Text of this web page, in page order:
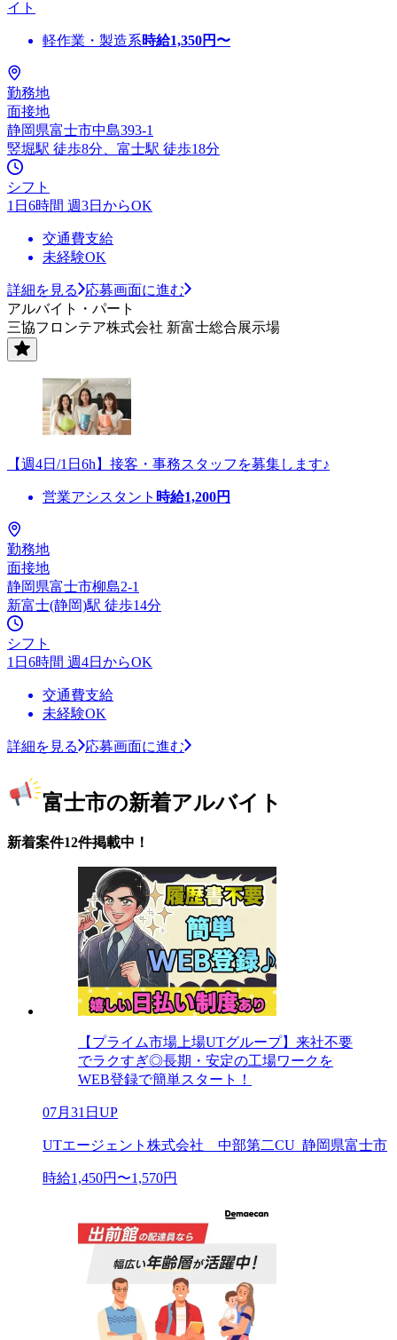
イト
軽作業・製造系時給1,350円〜
勤務地
面接地
静岡県富士市中島393-1
竪堀駅 徒歩8分、富士駅 徒歩18分
シフト
1日6時間 週3日からOK
交通費支給
未経験OK
詳細を見る
応募画面に進む
アルバイト・パート
三協フロンテア株式会社 新富士総合展示場
【週4日/1日6h】接客・事務スタッフを募集します♪
営業アシスタント 時給1,200円
勤務地
面接地
静岡県富士市柳島2-1
新富士(静岡)駅 徒歩14分
シフト
1日6時間 週4日からOK
交通費支給
未経験OK
詳細を見る 応募画面に進む
富士市の新着アルバイト
新着案件12件掲載中！
【プライム市場上場UTグループ】来社不要
でラクすぎ◎長期・安定の工場ワークを
WEB登録で簡単スタート！
07月31日UP
UTエージェント株式会社 中部第二CU_静岡県富士市
時給1,450円〜1,570円